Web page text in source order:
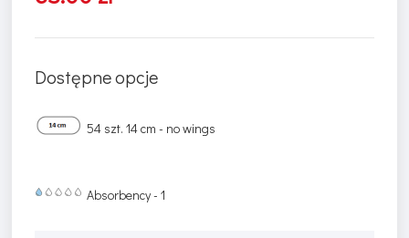
Dostępne opcje
54 szt. 14 cm - no wings
Absorbency - 1